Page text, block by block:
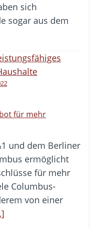
sich
sogar aus dem
für mehr
und dem Berliner
ermöglicht
für mehr
Columbus-
von einer